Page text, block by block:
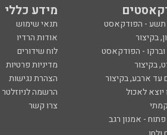
מידע כללי
- הפודקאסט
תנאי שימוש
בקיצור
אודות הרדיו
- הפודקאסט
לוח שידורים
בקיצור
מדיניות פרטיות
עד ארבע, בקיצור
הצהרת נגישות
יוצא לאכול
הרשמה לניוזלטר
צרו קשר
- אמנון רגב